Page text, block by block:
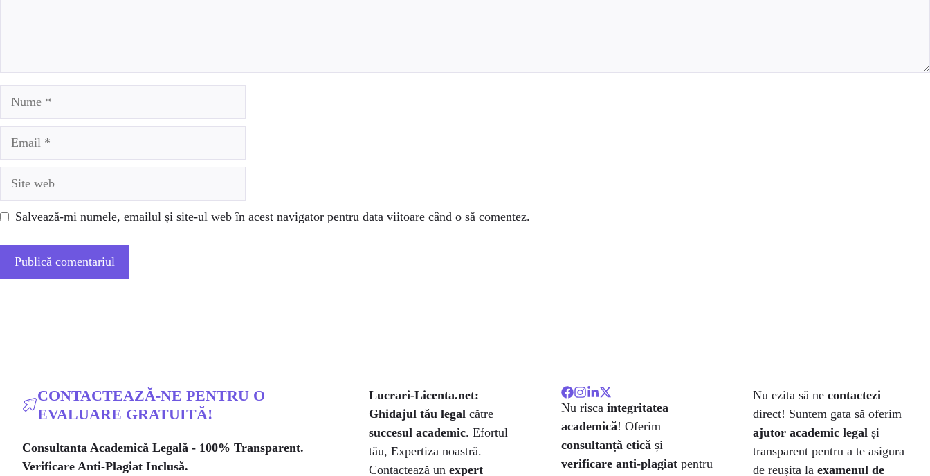
Salvează-mi numele, emailul și site-ul web în acest navigator pentru data viitoare când o să comentez.
CONTACTEAZĂ-NE PENTRU O
EVALUARE GRATUITĂ!
Consultanta Academică Legală - 100% Transparent.
Verificare Anti-Plagiat Inclusă.
Lucrari-Licenta.net:
Ghidajul tău legal către
succesul academic. Efortul
tău, Expertiza noastră.
Contactează unexpert
Nu risca integritatea
academică! Oferim
consultanță eticăși
verificare anti-plagiatpentru
Nu ezita să necontactezi
direct! Suntem gata să oferim
ajutor academic legal și
transparent pentru a te asigura
de reușita laexamenul de